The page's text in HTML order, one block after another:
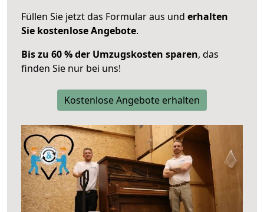
Füllen Sie jetzt das Formular aus und erhalten
Sie kostenlose Angebote.
Bis zu 60 % der Umzugskosten sparen, das
finden Sie nur bei uns!
Kostenlose Angebote erhalten